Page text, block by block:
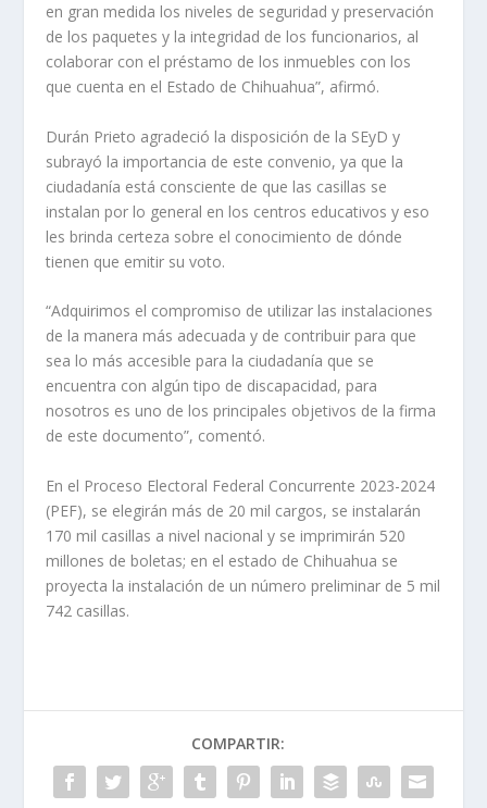
en gran medida los niveles de seguridad y preservación
de los paquetes y la integridad de los funcionarios, al
colaborar con el préstamo de los inmuebles con los
que cuenta en el Estado de Chihuahua”, afirmó.
Durán Prieto agradeció la disposición de la SEyD y
subrayó la importancia de este convenio, ya que la
ciudadanía está consciente de que las casillas se
instalan por lo general en los centros educativos y eso
les brinda certeza sobre el conocimiento de dónde
tienen que emitir su voto.
“Adquirimos el compromiso de utilizar las instalaciones
de la manera más adecuada y de contribuir para que
sea lo más accesible para la ciudadanía que se
encuentra con algún tipo de discapacidad, para
nosotros es uno de los principales objetivos de la firma
de este documento”, comentó.
En el Proceso Electoral Federal Concurrente 2023-2024
(PEF), se elegirán más de 20 mil cargos, se instalarán
170 mil casillas a nivel nacional y se imprimirán 520
millones de boletas; en el estado de Chihuahua se
proyecta la instalación de un número preliminar de 5 mil
742 casillas.
COMPARTIR: